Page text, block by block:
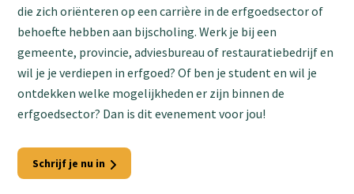
die zich oriënteren op een carrière in de erfgoedsector of
behoefte hebben aan bijscholing. Werk je bij een
gemeente, provincie, adviesbureau of restauratiebedrijf en
wil je je verdiepen in erfgoed? Of ben je student en wil je
ontdekken welke mogelijkheden er zijn binnen de
erfgoedsector? Dan is dit evenement voor jou!
Schrijf je nu in